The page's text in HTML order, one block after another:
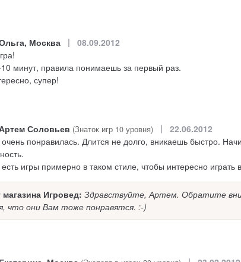
Москва |
08.09.2012
минут, правила понимаешь за первый раз.
супер!
Соловьев (Знаток игр 10 уровня) |
22.06.2012
очень понравилась. Длится не долго, вникаешь быстро.
игры примерно в таком стиле, чтобы интересно играть
магазина Игровед: Здравствуйте, Артем. Обратите
что они Вам тоже понравятся. :-)